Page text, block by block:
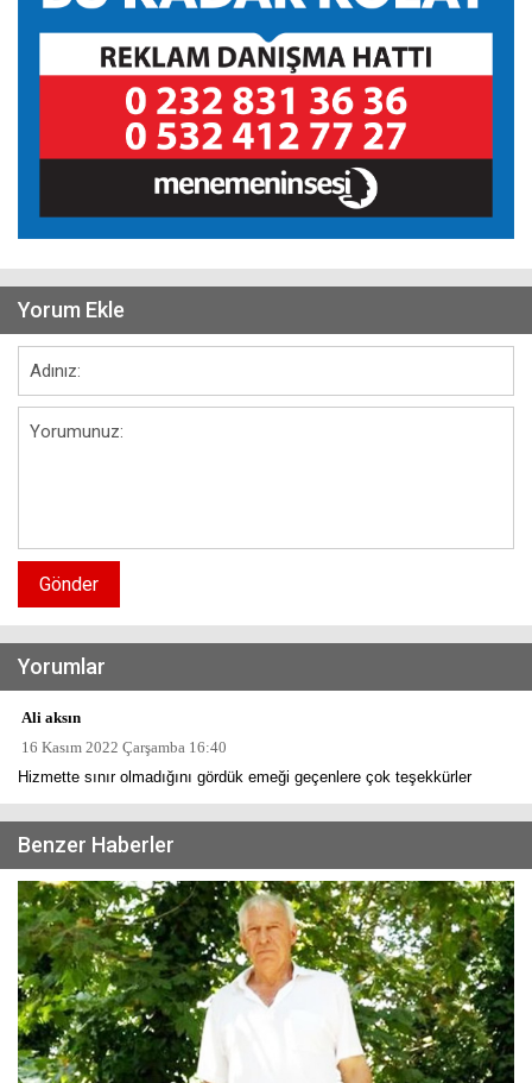
Yorum Ekle
Gönder
Yorumlar
Ali aksın
16 Kasım 2022 Çarşamba 16:40
Hizmette sınır olmadığını gördük emeği geçenlere çok teşekkürler
Benzer Haberler